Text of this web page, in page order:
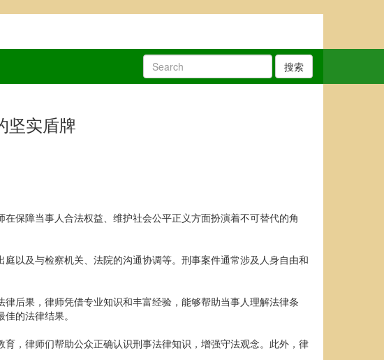
搜索
坚实盾牌
保障当事人合法权益、维护社会公平正义方面扮演着不可替代的角
以及与检察机关、法院的沟通协调等。刑事案件通常涉及人身自由和
后果，律师凭借专业知识和丰富经验，能够帮助当事人理解法律条
的法律结果。
，律师们帮助公众正确认识刑事法律知识，增强守法观念。此外，律